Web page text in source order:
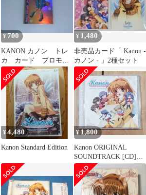
¥700
KANON カノン トレ
カ カード プロモ
非売品 No4 ホイ
ル SP
¥ 1,480
非売品カード「 Kanon -
カノン - 」2種セット
¥4,480
Kanon Standard Edition
¥1,800
Kanon ORIGINAL
SOUNDTRACK [CD]
Key